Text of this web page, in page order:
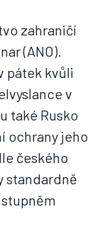
zahraničí
(ANO).
pátek kvůli
v
také Rusko
ochrany jeho
českého
standardně